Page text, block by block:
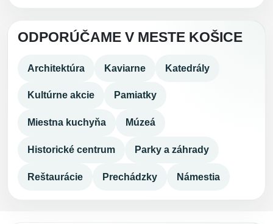
ODPORÚČAME V MESTE KOŠICE
Architektúra Kaviarne Katedrály
Kultúrne akcie Pamiatky
Miestna kuchyňa Múzeá
Historické centrum Parky a záhrady
Reštaurácie Prechádzky Námestia